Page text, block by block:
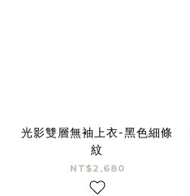
光影雙層無袖上衣-黑色細條
紋
NT$2,680